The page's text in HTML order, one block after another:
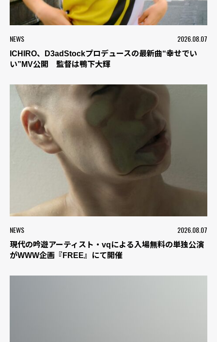
NEWS 2026.08.07
ICHIRO、D3adStockプロデュースの最新曲“幸せでい
い”MV公開 監督は鴨下大輝
NEWS 2026.08.07
現代の吟遊アーティスト・vqによる入場無料の単独公演
がWWW企画『FREE』にて開催